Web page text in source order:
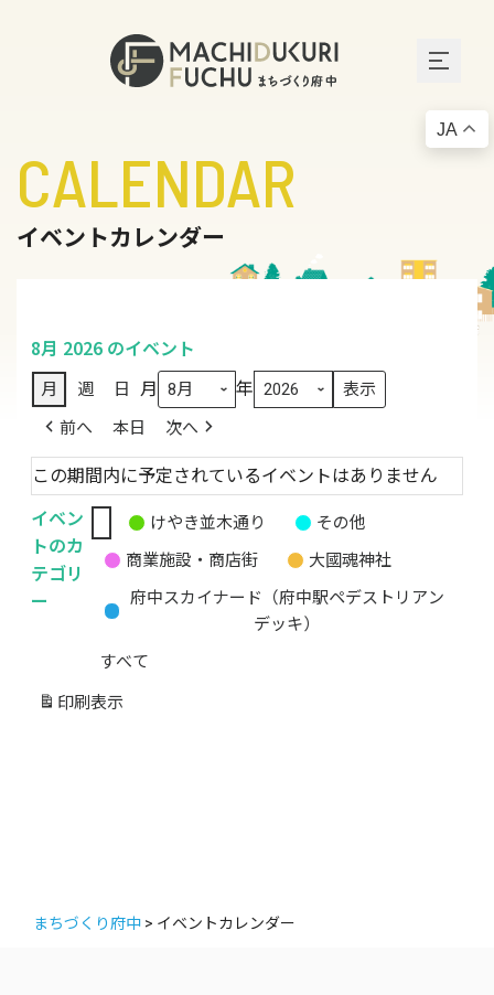
CALENDAR
イベントカレンダー
8月 2026 のイベント
月 週 日 月 年
前へ 本日 次へ
この期間内に予定されているイベントはありません
イベン
トのカ
テゴリ
ー
無
題
カ
ゴ
リ
けやき並木通り
その他
商業施設・商店街
大國魂神社
府中スカイナード（府中駅ペデストリアン
デッキ）
すべて
印刷 表示
まちづくり府中 > イベントカレンダー
JA